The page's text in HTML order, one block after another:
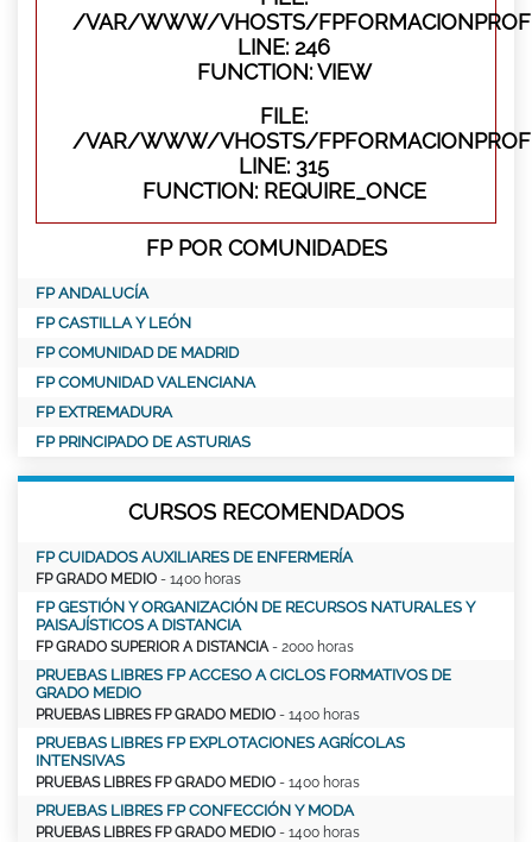
/VAR/WWW/VHOSTS/
LINE: 246
FUNCTION: VIEW
FILE:
/VAR/WWW/VHOSTS/
LINE: 315
FUNCTION: REQUIRE_ONCE
FP POR COMUNIDADES
FP ANDALUCÍA
FP CASTILLA Y LEÓN
FP COMUNIDAD DE MADRID
FP COMUNIDAD VALENCIANA
FP EXTREMADURA
FP PRINCIPADO DE ASTURIAS
CURSOS RECOMENDADOS
FP CUIDADOS AUXILIARES DE ENFERMERÍA
FP GRADO MEDIO - 1400 horas
FP GESTIÓN Y ORGANIZACIÓN DE RECURSOS NATURALES Y
PAISAJÍSTICOS A DISTANCIA
FP GRADO SUPERIOR A DISTANCIA - 2000 horas
PRUEBAS LIBRES FP ACCESO A CICLOS FORMATIVOS DE
GRADO MEDIO
PRUEBAS LIBRES FP GRADO MEDIO - 1400 horas
PRUEBAS LIBRES FP EXPLOTACIONES AGRÍCOLAS
INTENSIVAS
PRUEBAS LIBRES FP GRADO MEDIO - 1400 horas
PRUEBAS LIBRES FP CONFECCIÓN Y MODA
PRUEBAS LIBRES FP GRADO MEDIO - 1400 horas